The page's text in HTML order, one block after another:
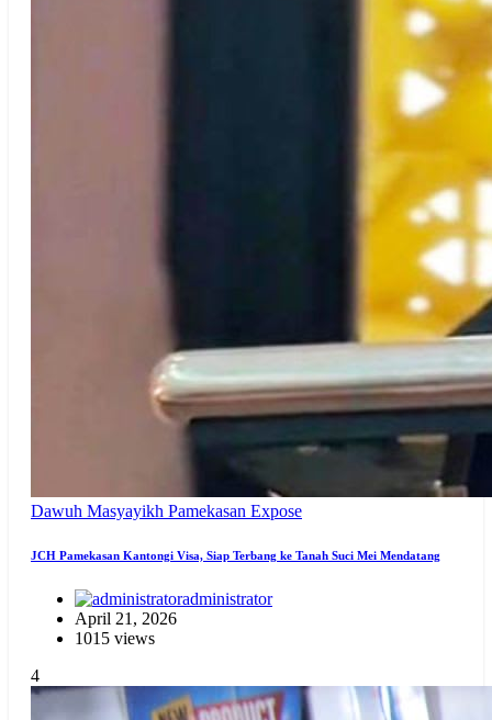
Dawuh Masyayikh Pamekasan Expose
JCH Pamekasan Kantongi Visa, Siap Terbang ke Tanah Suci Mei Mendatang
administrator
April 21, 2026
1015 views
4